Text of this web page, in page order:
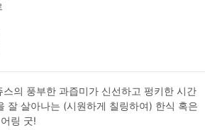
의 풍부한 과즙미가 신선하고 펑키한 시간
잘 살아나는 (시원하게 칠링하여) 한식 혹은
링 굿!